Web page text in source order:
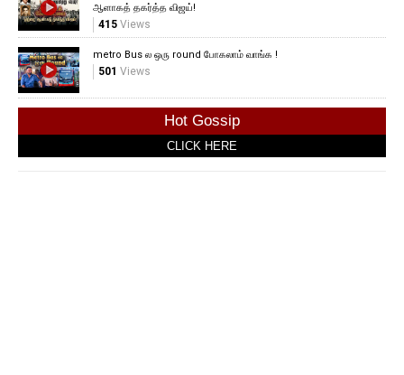
ஆளாகத் தகர்த்த விஜய்!
415Views
metro Bus ல ஒரு round போகலாம் வாங்க !
501 Views
Hot Gossip
CLICK HERE